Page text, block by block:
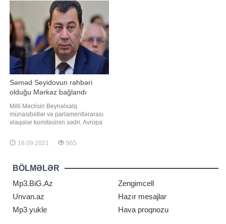
toqquşub. Daha sonra
avtomobillərdən biri yoldan keçən
iki piyadanı vurub. Onlardan biri
ölüb, digəri is
Səməd Seyidovun rəhbəri
olduğu Mərkəz bağlandı
Milli Məclisin Beynəlxalq
münasibətlər və parlamentlərarası
əlaqələr komitəsinin sədri, Avropa
Assambleyasındakı nümayəndə
heyətinin rəhbəri Səməd Seyidovun
Mərkəzi (SPM) fəaliyyətini
dayandırıb. Mərkəzin fəaliyyətini
dayandırmasına səbəb maliyyə
problemini
18.09.2021 865
BÖLMƏLƏR
Mp3.BiG.Az
Zengimcell
Unvan.az
Hazır mesajlar
Mp3 yukle
Hava proqnozu